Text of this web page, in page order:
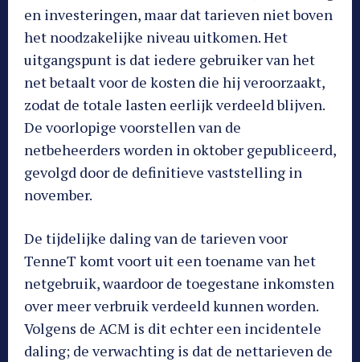
en investeringen, maar dat tarieven niet boven
het noodzakelijke niveau uitkomen. Het
uitgangspunt is dat iedere gebruiker van het
net betaalt voor de kosten die hij veroorzaakt,
zodat de totale lasten eerlijk verdeeld blijven.
De voorlopige voorstellen van de
netbeheerders worden in oktober gepubliceerd,
gevolgd door de definitieve vaststelling in
november.
De tijdelijke daling van de tarieven voor
TenneT komt voort uit een toename van het
netgebruik, waardoor de toegestane inkomsten
over meer verbruik verdeeld kunnen worden.
Volgens de ACM is dit echter een incidentele
daling; de verwachting is dat de nettarieven de